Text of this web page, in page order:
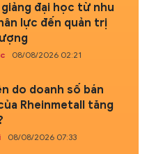
đại học từ nhu
lực đến quản trị
08/08/2026 02:21
do doanh số bán
Rheinmetall tăng
08/08/2026 07:33